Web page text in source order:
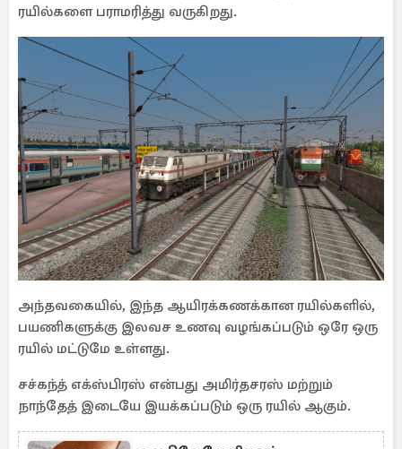
ரயில்களை பராமரித்து வருகிறது.
அந்தவகையில், இந்த ஆயிரக்கணக்கான ரயில்களில்,
பயணிகளுக்கு இலவச உணவு வழங்கப்படும் ஒரே ஒரு
ரயில் மட்டுமே உள்ளது.
சச்கந்த் எக்ஸ்பிரஸ் என்பது அமிர்தசரஸ் மற்றும்
நாந்தேத் இடையே இயக்கப்படும் ஒரு ரயில் ஆகும்.